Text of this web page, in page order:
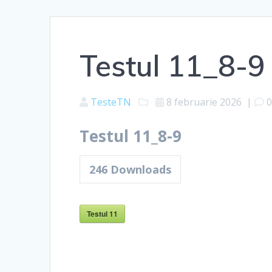
Testul 11_8-9
TesteTN 8 februarie 2026 | 0
Testul 11_8-9
246 Downloads
Testul 11